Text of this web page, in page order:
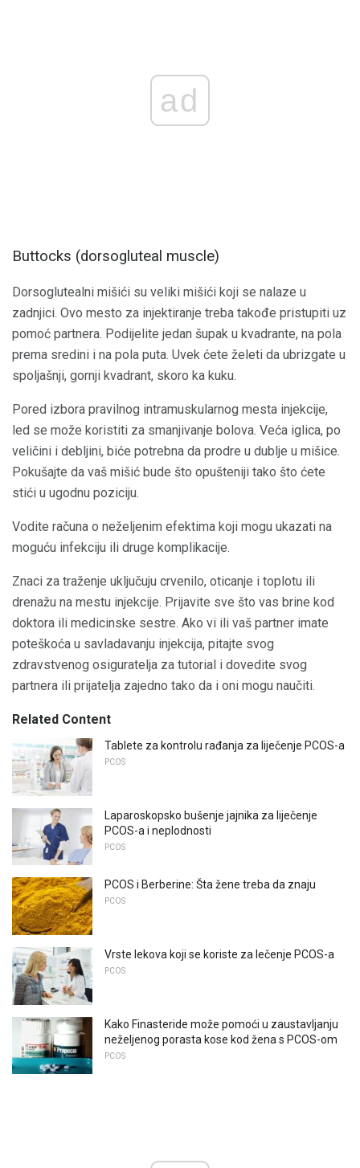
ad
Buttocks (dorsogluteal muscle)
Dorsoglutealni mišići su veliki mišići koji se nalaze u
zadnjici. Ovo mesto za injektiranje treba takođe pristupiti uz
pomoć partnera. Podijelite jedan šupak u kvadrante, na pola
prema sredini i na pola puta. Uvek ćete želeti da ubrizgate u
spoljašnji, gornji kvadrant, skoro ka kuku.
Pored izbora pravilnog intramuskularnog mesta injekcije,
led se može koristiti za smanjivanje bolova. Veća iglica, po
veličini i debljini, biće potrebna da prodre u dublje u mišice.
Pokušajte da vaš mišić bude što opušteniji tako što ćete
stići u ugodnu poziciju.
Vodite računa o neželjenim efektima koji mogu ukazati na
moguću infekciju ili druge komplikacije.
Znaci za traženje uključuju crvenilo, oticanje i toplotu ili
drenažu na mestu injekcije. Prijavite sve što vas brine kod
doktora ili medicinske sestre. Ako vi ili vaš partner imate
poteškoća u savladavanju injekcija, pitajte svog
zdravstvenog osiguratelja za tutorial i dovedite svog
partnera ili prijatelja zajedno tako da i oni mogu naučiti.
Related Content
Tablete za kontrolu rađanja za liječenje PCOS-a
PCOS
Laparoskopsko bušenje jajnika za liječenje
PCOS-a i neplodnosti
PCOS
PCOS i Berberine: Šta žene treba da znaju
PCOS
Vrste lekova koji se koriste za lečenje PCOS-a
PCOS
Kako Finasteride može pomoći u zaustavljanju
neželjenog porasta kose kod žena s PCOS-om
PCOS